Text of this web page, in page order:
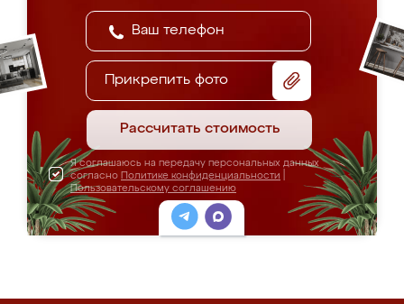
Прикрепить фото
Рассчитать стоимость
Я соглашаюсь на передачу персональных данных
согласно Политике конфиденциальности
Пользовательскому соглашению